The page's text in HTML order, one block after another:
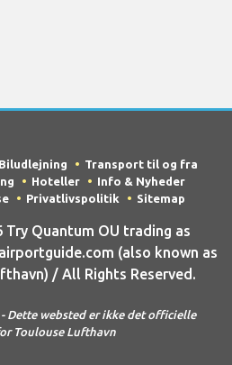
Biludlejning
Transport til og fra
Hoteller
Info & Nyheder
Privatlivspolitik Sitemap
Try Quantum OU trading as
(also known as
/ All Rights Reserved.
- Dette websted er ikke det officielle
Toulouse Lufthavn